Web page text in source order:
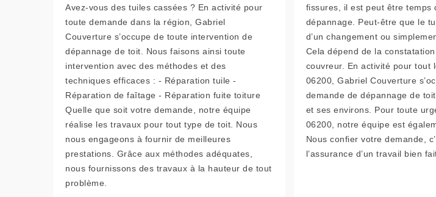
Avez-vous des tuiles cassées ? En activité pour
toute demande dans la région, Gabriel
Couverture s’occupe de toute intervention de
dépannage de toit. Nous faisons ainsi toute
intervention avec des méthodes et des
techniques efficaces : - Réparation tuile -
Réparation de faîtage - Réparation fuite toiture
Quelle que soit votre demande, notre équipe
réalise les travaux pour tout type de toit. Nous
nous engageons à fournir de meilleures
prestations. Grâce aux méthodes adéquates,
nous fournissons des travaux à la hauteur de tout
problème.
fissures, il est peut être temps
dépannage. Peut-être que le
d’un changement ou
Cela dépend de la
couvreur. En activité pour tout
06200, Gabriel Couverture
demande de dépannage de
et ses environs. Pour toute
06200, notre équipe est
Nous confier votre demande,
l’assurance d’un travail bien